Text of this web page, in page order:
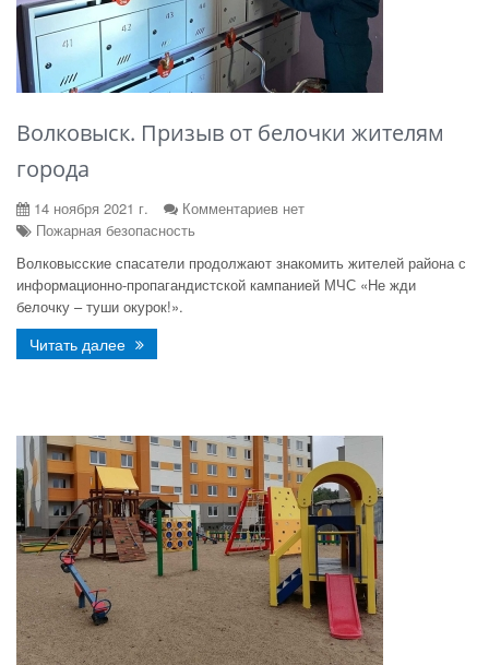
Волковыск. Призыв от белочки жителям
города
14 ноября 2021 г.
Комментариев нет
Пожарная безопасность
Волковысские спасатели продолжают знакомить жителей района с
информационно-пропагандистской кампанией МЧС «Не жди
белочку – туши окурок!».
Читать далее